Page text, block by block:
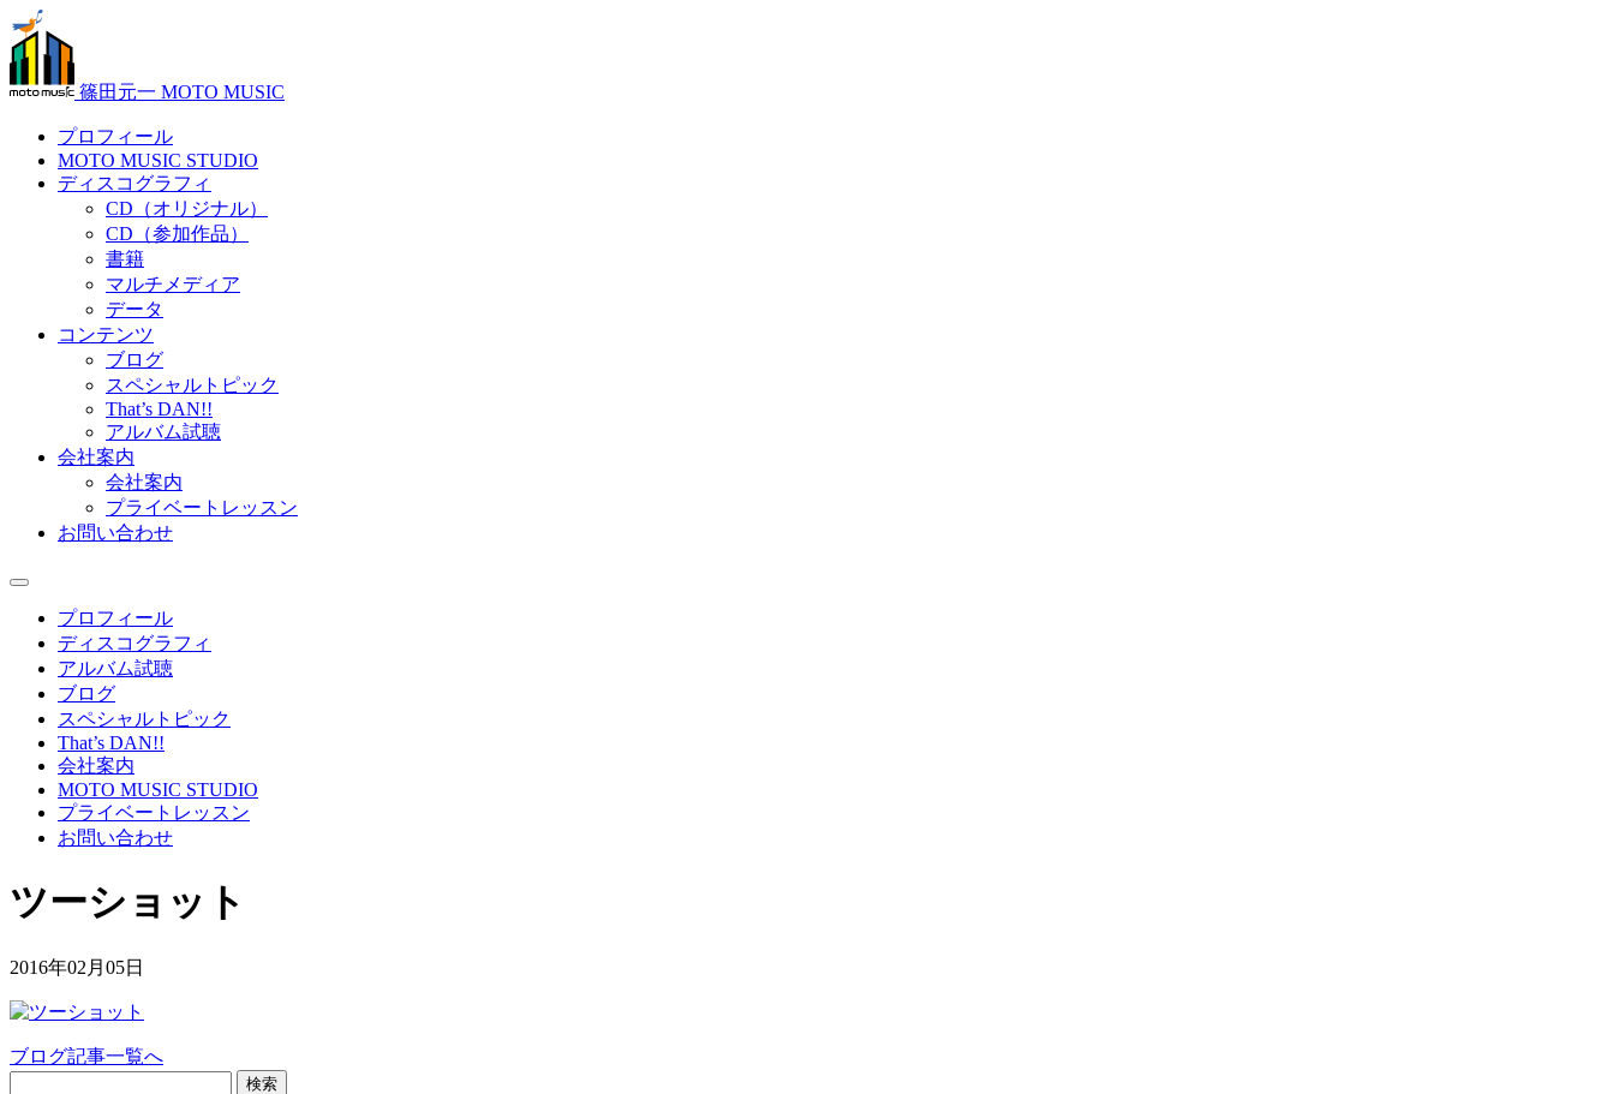
篠田元一 MOTO MUSIC
プロフィール
MOTO MUSIC STUDIO
ディスコグラフィ
CD（オリジナル）
CD（参加作品）
書籍
マルチメディア
データ
コンテンツ
ブログ
スペシャルトピック
That’s DAN!!
アルバム試聴
会社案内
会社案内
プライベートレッスン
お問い合わせ
プロフィール
ディスコグラフィ
アルバム試聴
ブログ
スペシャルトピック
That’s DAN!!
会社案内
MOTO MUSIC STUDIO
プライベートレッスン
お問い合わせ
ツーショット
2016年02月05日
ブログ記事一覧へ
検索